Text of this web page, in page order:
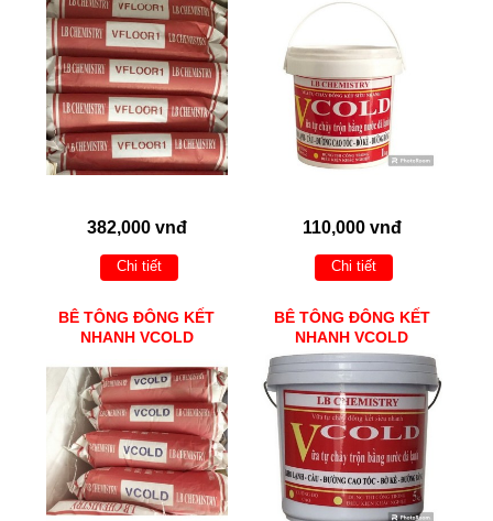
382,000 vnđ
Chi tiết
110,000 vnđ
Chi tiết
BÊ TÔNG ĐÔNG KẾT
NHANH VCOLD
BÊ TÔNG ĐÔNG KẾT
NHANH VCOLD